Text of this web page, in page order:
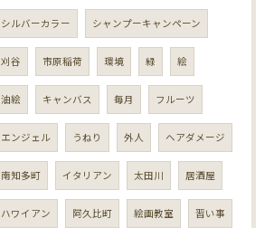
シルバーカラー シャンプーキャンペーン
刈谷 市原稲荷 環境 緑 絵
油絵 キャンバス 毎月 フルーツ
エンジェル うねり 外人 ヘアダメージ
南知多町 イタリアン 太田川 居酒屋
ハワイアン 阿久比町 絵画教室 習い事